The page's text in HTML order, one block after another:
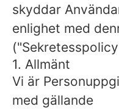
skyddar
enlighet med
1. Allmänt
Vi är
med gällande